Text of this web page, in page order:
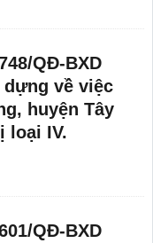
QĐ-BXD
dựng về việc
huyện Tây
loại IV.
QĐ-BXD